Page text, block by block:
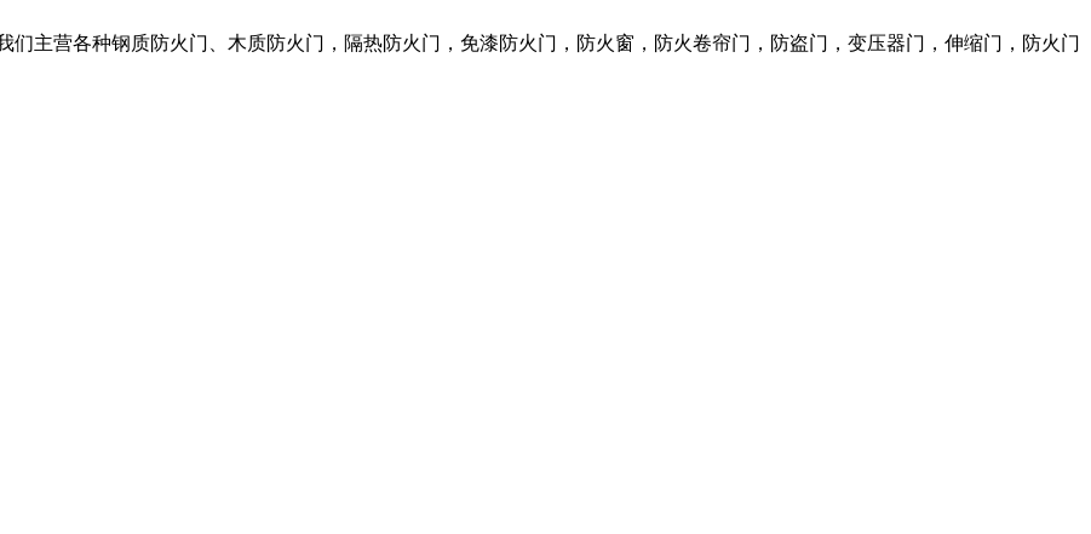
主营各种钢质防火门、木质防火门，隔热防火门，免漆防火门，防火窗，防火卷帘门，防盗门，变压器门，伸缩门，防火门